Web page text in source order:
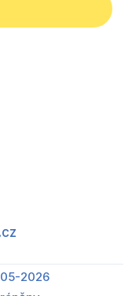
2026